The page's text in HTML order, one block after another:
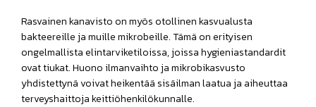
Rasvainen kanavisto on myös otollinen kasvualusta
bakteereille ja muille mikrobeille. Tämä on erityisen
ongelmallista elintarviketiloissa, joissa hygieniastandardit
ovat tiukat. Huono ilmanvaihto ja mikrobikasvusto
yhdistettynä voivat heikentää sisäilman laatua ja aiheuttaa
terveyshaittoja keittiöhenkilökunnalle.